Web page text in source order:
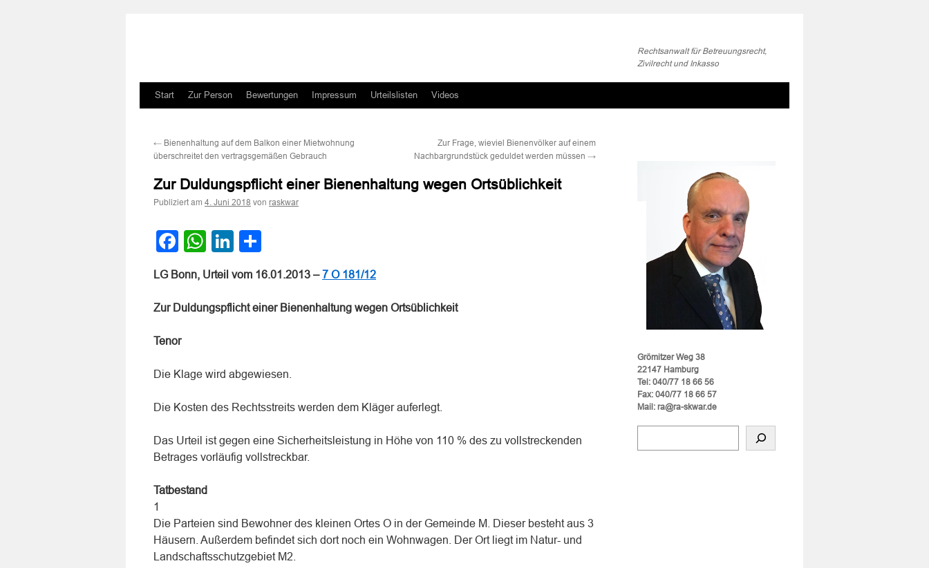
Rechtsanwalt für Betreuungsrecht,
Zivilrecht und Inkasso
Zum
springen
Start Zur Person Bewertungen Impressum Urteilslisten Videos
← Bienenhaltung auf dem Balkon einer Mietwohnung
überschreitet den vertragsgemäßen Gebrauch
Zur Frage, wieviel Bienenvölker auf einem
Nachbargrundstück geduldet werden müssen →
Zur Duldungspflicht einer Bienenhaltung wegen Ortsüblichkeit
Publiziert am 4. Juni 2018 von raskwar
Facebook
WhatsApp
LinkedIn
LG Bonn, Urteil vom 16.01.2013 –7 O 181/12
Zur Duldungspflicht einer Bienenhaltung wegen Ortsüblichkeit
Tenor
Die Klage wird abgewiesen.
Die Kosten des Rechtsstreits werden dem Kläger auferlegt.
Das Urteil ist gegen eine Sicherheitsleistung in Höhe von 110 % des zu vollstreckenden
Betrages vorläufig vollstreckbar.
Tatbestand
1
Die Parteien sind Bewohner des kleinen Ortes O in der Gemeinde M. Dieser besteht aus 3
Häusern. Außerdem befindet sich dort noch ein Wohnwagen. Der Ort liegt im Natur- und
Landschaftsschutzgebiet M2.
Grömitzer Weg 38
22147 Hamburg
Tel: 040/77 18 66 56
Fax: 040/77 18 66 57
Mail: ra@ra-skwar.de